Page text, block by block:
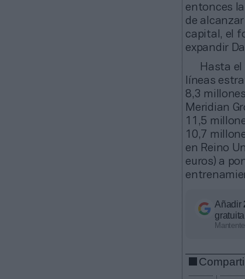
entonces
de
capital, el
expandir
Hasta
líneas
8,3
Meridian
11,5
10,7
en Reino
euros) a
Añadir
gratuita